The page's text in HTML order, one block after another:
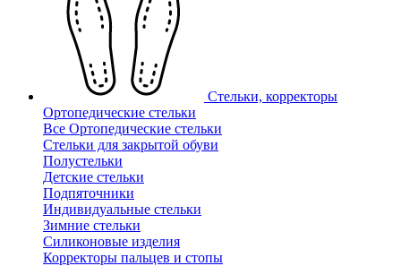
Стельки, корректоры
Ортопедические стельки
Все Ортопедические стельки
Стельки для закрытой обуви
Полустельки
Детские стельки
Подпяточники
Индивидуальные стельки
Зимние стельки
Силиконовые изделия
Корректоры пальцев и стопы